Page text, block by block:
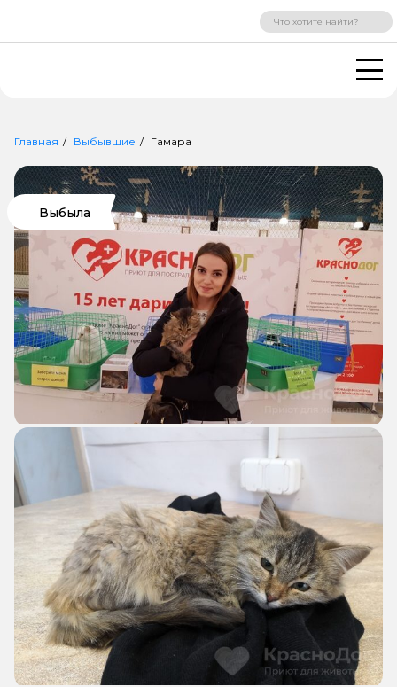
ВХОД РЕГИСТРАЦИЯ
Главная Выбывшие Гамара
Выбыла